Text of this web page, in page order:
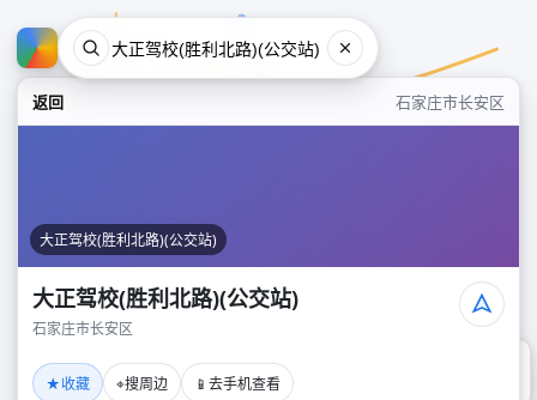
返回 石家庄市长安区
大正驾校(胜利北路)(公交站)
大正驾校(胜利北路)(公交站)
石家庄市长安区
★收藏 ⌖搜周边 📱 去手机查看